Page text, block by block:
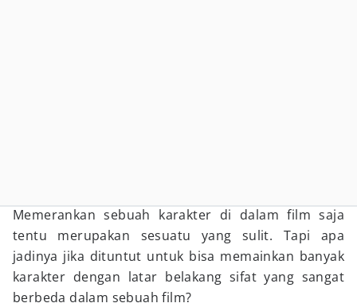
Memerankan sebuah karakter di dalam film saja
tentu merupakan sesuatu yang sulit. Tapi apa
jadinya jika dituntut untuk bisa memainkan banyak
karakter dengan latar belakang sifat yang sangat
berbeda dalam sebuah film?